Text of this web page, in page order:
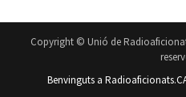
Copyright © Unió de
Benvinguts a